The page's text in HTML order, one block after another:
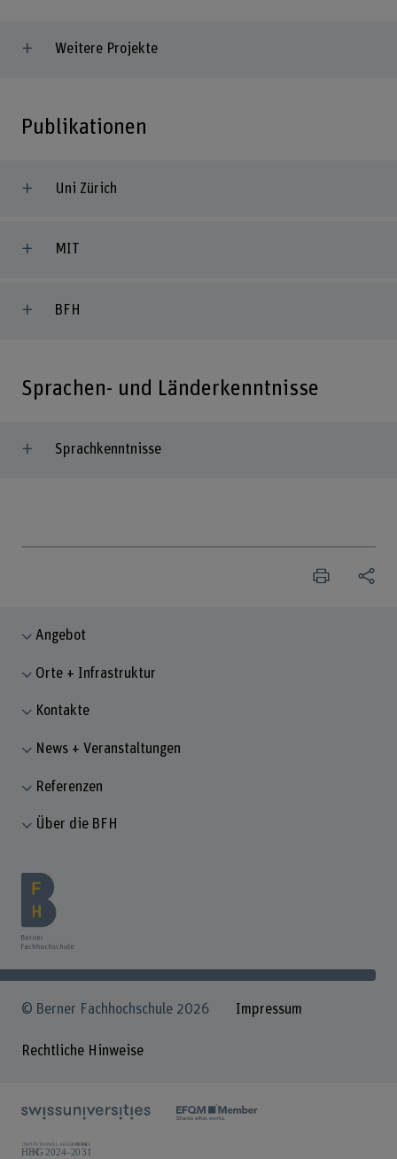
Weitere Projekte
Publikationen
Uni Zürich
MIT
BFH
Sprachen- und Länderkenntnisse
Sprachkenntnisse
Angebot
Orte + Infrastruktur
Kontakte
News + Veranstaltungen
Referenzen
Über die BFH
© Berner Fachhochschule 2026 Impressum
Rechtliche Hinweise